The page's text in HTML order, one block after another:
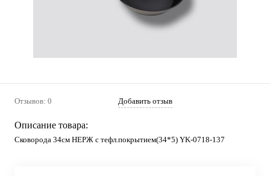
Отзывов: 0 Добавить отзыв
Описание товара:
Сковорода 34см НЕРЖ с тефл.покрытием(34*5) YK-0718-137